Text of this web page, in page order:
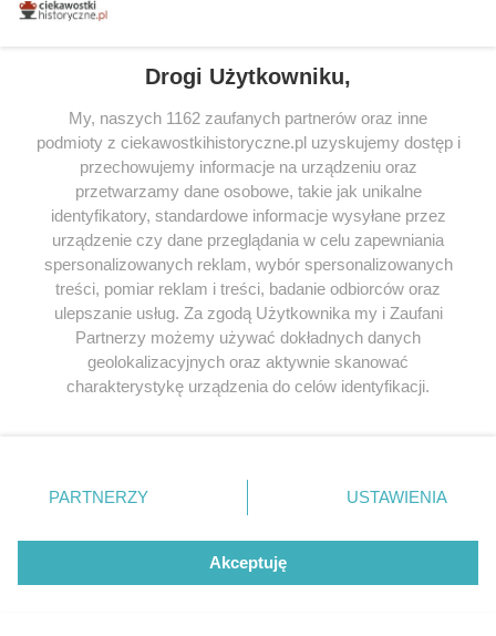
skąd biorą się teorie spiskowe. A o testach
napisał/a 11.12.2024
Nie warto już wracać do tamtych technologii
które zostały zatracone, łatwiej a może taniej jest
już wymyślić na nowo lepszy skafander,
nowoczesny bo nie dość, że tamte są
przestarzałe to jeszcze trzeba by je na nowo
odtwarzać no po prostu bez sensu
Odpowiedz
Jeśli chcesz zgłosić
literówkę lub błąd ortograficzny
kliknij TUTAJ
Przeglądaj książki historyczne w
Drogi Użytkowniku,
My, naszych 1162 zaufanych partnerów oraz inne
podmioty z ciekawostkihistoryczne.pl uzyskujemy dostęp i
przechowujemy informacje na urządzeniu oraz
przetwarzamy dane osobowe, takie jak unikalne
identyfikatory, standardowe informacje wysyłane przez
urządzenie czy dane przeglądania w celu zapewniania
spersonalizowanych reklam, wybór spersonalizowanych
treści, pomiar reklam i treści, badanie odbiorców oraz
ulepszanie usług. Za zgodą Użytkownika my i Zaufani
Partnerzy możemy używać dokładnych danych
geolokalizacyjnych oraz aktywnie skanować
charakterystykę urządzenia do celów identyfikacji.
zmienić/wycofać klikając przycisk ustawień prywatności
znajdujący się w lewym dolnym rogu strony
. Niektóre
użytkownika, ale masz prawo sprzeciwić się takiemu
przetwarzaniu. Preferencje będą miały zastosowania tylko
PARTNERZY USTAWIENIA
Akceptuję